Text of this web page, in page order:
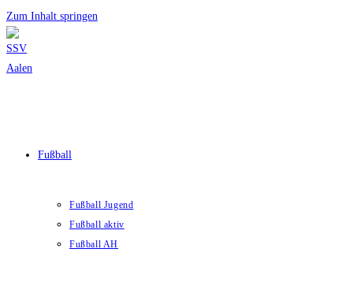
Zum Inhalt springen
Fußball
Fußball Jugend
Fußball aktiv
Fußball AH